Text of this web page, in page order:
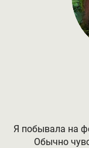
Я побывала на
Обычно